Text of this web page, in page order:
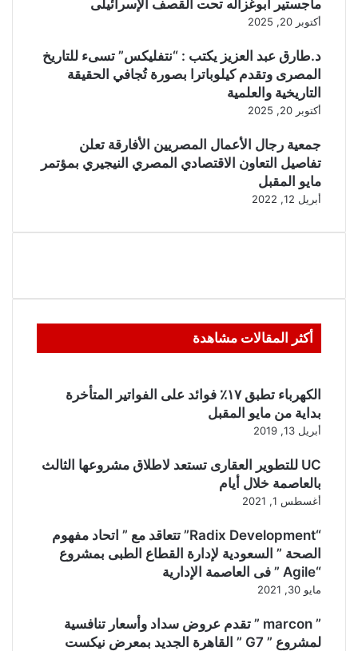
ماجستير ابوغزاله تحت القصف الإسرائيلى
أكتوبر 20, 2025
د.طارق عبد العزيز يكتب : “نتفليكس” تسىء للتاريخ
المصرى وتقدم كيلوباترا بصورة تُجافي الحقيقة
التاريخية والعلمية
أكتوبر 20, 2025
جمعية رجال الأعمال المصريين الأفارقة تعلن
تفاصيل التعاون الاقتصادي المصري النيجيري بمؤتمر
مايو المقبل
أبريل 12, 2022
أكثر المقالات مشاهدة
الكهرباء تطبق ١٧٪ فوائد على الفواتير المتأخرة
بداية من مايو المقبل
أبريل 13, 2019
UC للتطوير العقارى تستعد لاطلاق مشروعها الثالث
بالعاصمة خلال أيام
أغسطس 1, 2021
“Radix Development” تتعاقد مع ” اتحاد مفهوم
الصحة ” السعودية لإدارة القطاع الطبى بمشروع
“Agile ” فى العاصمة الإدارية
مايو 30, 2021
” marcon ” تقدم عروض سداد وأسعار تنافسية
لمشروع ” G7 ” القاهرة الجديد بمعرض نيكست